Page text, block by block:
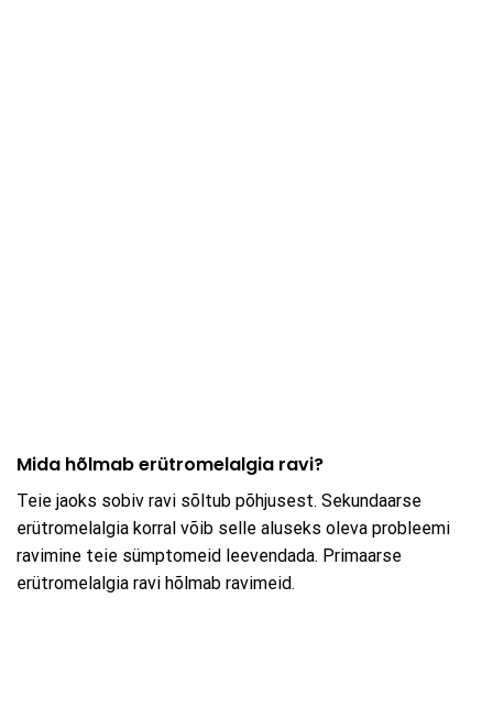
Mida hõlmab erütromelalgia ravi?
Teie jaoks sobiv ravi sõltub põhjusest. Sekundaarse
erütromelalgia korral võib selle aluseks oleva probleemi
ravimine teie sümptomeid leevendada. Primaarse
erütromelalgia ravi hõlmab ravimeid.